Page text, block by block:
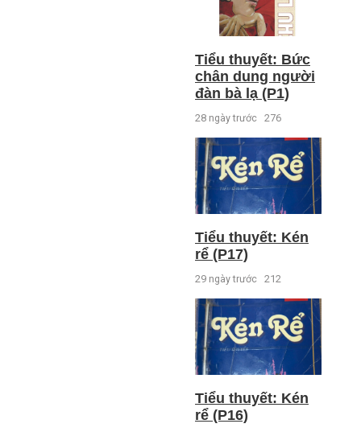
Tiểu thuyết: Bức
chân dung người
đàn bà lạ (P1)
28 ngày trước 276
Tiểu thuyết: Kén
rể (P17)
29 ngày trước 212
Tiểu thuyết: Kén
rể (P16)